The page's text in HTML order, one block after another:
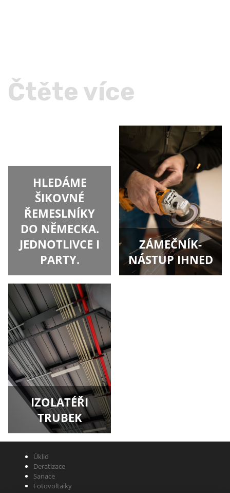
Čtěte více
HLEDÁME
ŠIKOVNÉ
ŘEMESLNÍKY
DO NĚMECKA.
JEDNOTLIVCE I
PARTY.
ZÁMEČNÍK-
NÁSTUP IHNED
IZOLATÉŘI
TRUBEK
Úklid
Deratizace
Sanace
Fotovoltaiky